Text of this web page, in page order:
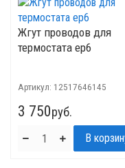
Жгут проводов для
термостата ep6
Артикул: 12517646145
3 750руб.